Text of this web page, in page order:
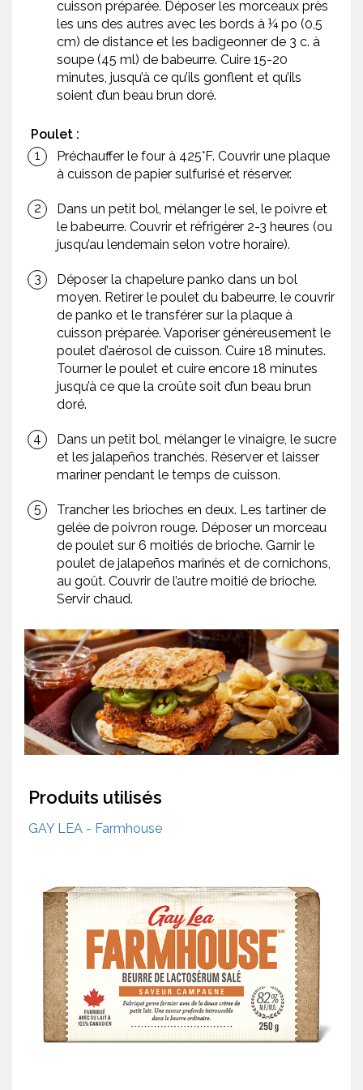
cuisson préparée. Déposer les morceaux près
les uns des autres avec les bords à ¼ po (0,5
cm) de distance et les badigeonner de 3 c. à
soupe (45 ml) de babeurre. Cuire 15-20
minutes, jusqu’à ce qu’ils gonflent et qu’ils
soient d’un beau brun doré.
Poulet :
Préchauffer le four à 425°F. Couvrir une plaque
à cuisson de papier sulfurisé et réserver.
Dans un petit bol, mélanger le sel, le poivre et
le babeurre. Couvrir et réfrigérer 2-3 heures (ou
jusqu’au lendemain selon votre horaire).
Déposer la chapelure panko dans un bol
moyen. Retirer le poulet du babeurre, le couvrir
de panko et le transférer sur la plaque à
cuisson préparée. Vaporiser généreusement le
poulet d’aérosol de cuisson. Cuire 18 minutes.
Tourner le poulet et cuire encore 18 minutes
jusqu’à ce que la croûte soit d’un beau brun
doré.
Dans un petit bol, mélanger le vinaigre, le sucre
et les jalapeños tranchés. Réserver et laisser
mariner pendant le temps de cuisson.
Trancher les brioches en deux. Les tartiner de
gelée de poivron rouge. Déposer un morceau
de poulet sur 6 moitiés de brioche. Garnir le
poulet de jalapeños marinés et de cornichons,
au goût. Couvrir de l’autre moitié de brioche.
Servir chaud.
Produits utilisés
GAY LEA - Farmhouse